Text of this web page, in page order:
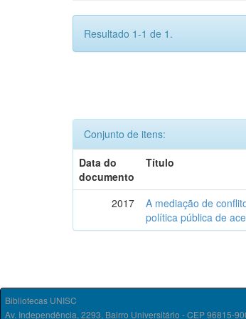
Resultado 1-1 de 1.
Conjunto de itens:
Data do
documento
Título
2017
A mediação de
política pública de
Bibliotecas UNISC
Av. Independência, 2293, Bairro Universitário - CEP 96815-